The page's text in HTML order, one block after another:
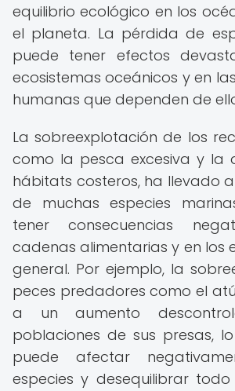
equilibrio ecológico en los
el planeta. La pérdida de
puede tener efectos
ecosistemas oceánicos y en
humanas que dependen de
La sobreexplotación de los
como la pesca excesiva y la
hábitats costeros, ha llevado
de muchas especies
tener consecuencias
cadenas alimentarias y en los
general. Por ejemplo, la
peces predadores como el
a un aumento
poblaciones de sus presas,
puede afectar
especies y desequilibrar